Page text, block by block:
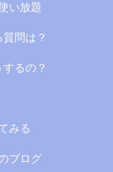
い放題
問は？
るの？
みる
ブログ